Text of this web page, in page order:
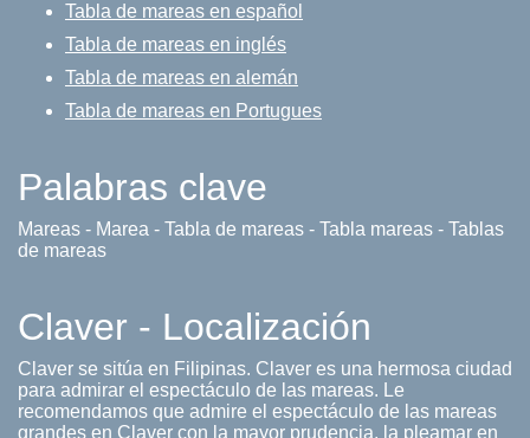
Tabla de mareas en español
Tabla de mareas en inglés
Tabla de mareas en alemán
Tabla de mareas en Portugues
Palabras clave
Mareas - Marea - Tabla de mareas - Tabla mareas - Tablas
de mareas
Claver - Localización
Claver se sitúa en Filipinas. Claver es una hermosa ciudad
para admirar el espectáculo de las mareas. Le
recomendamos que admire el espectáculo de las mareas
grandes en Claver con la mayor prudencia, la pleamar en